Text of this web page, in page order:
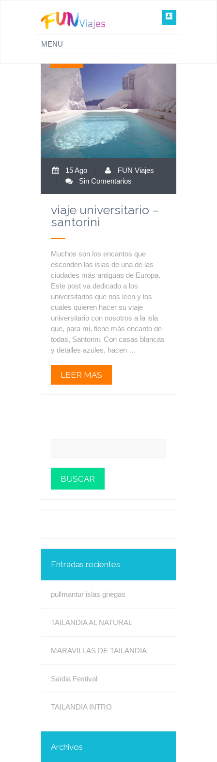
15 Ago
FUN Viajes
Sin Comentarios
viaje universitario –
santorini
Muchos son los encantos que
esconden las islas de una de las
ciudades más antiguas de Europa.
Este post va dedicado a los
universitarios que nos leen y los
cuales quieren hacer su viaje
universitario con nosotros a la isla
que, para mi, tiene más encanto de
todas, Santorini. Con casas blancas
y detalles azules, hacen …
LEER MAS
Entradas recientes
pullmantur islas griegas
TAILANDIA AL NATURAL
MARAVILLAS DE TAILANDIA
Saïdia Festival
TAILANDIA INTRO
Archivos